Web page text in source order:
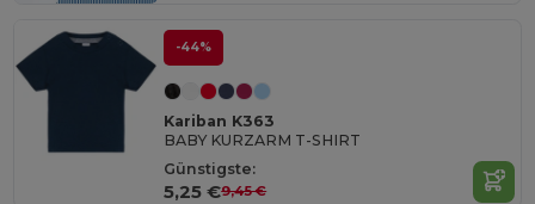
-44%
Kariban K363
BABY KURZARM T-SHIRT
Günstigste:
5,25 €9,45 €